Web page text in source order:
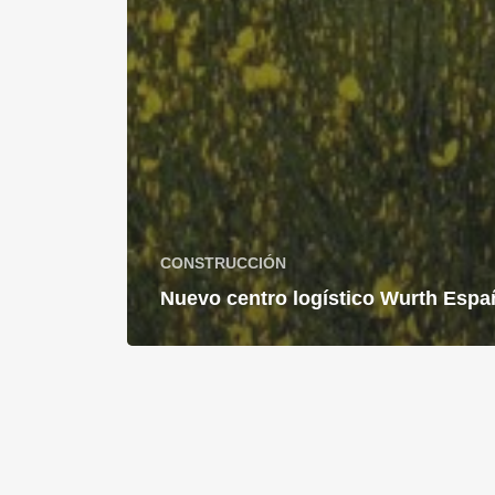
CONSTRUCCIÓN
Nuevo centro logístico Wurth